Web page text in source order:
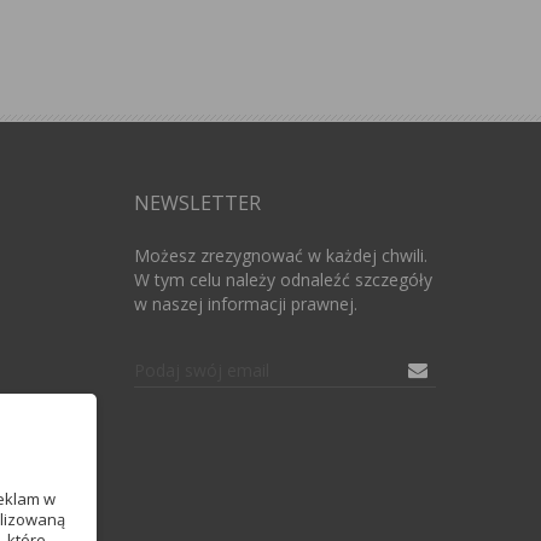
NEWSLETTER
Możesz zrezygnować w każdej chwili.
W tym celu należy odnaleźć szczegóły
w naszej informacji prawnej.
w